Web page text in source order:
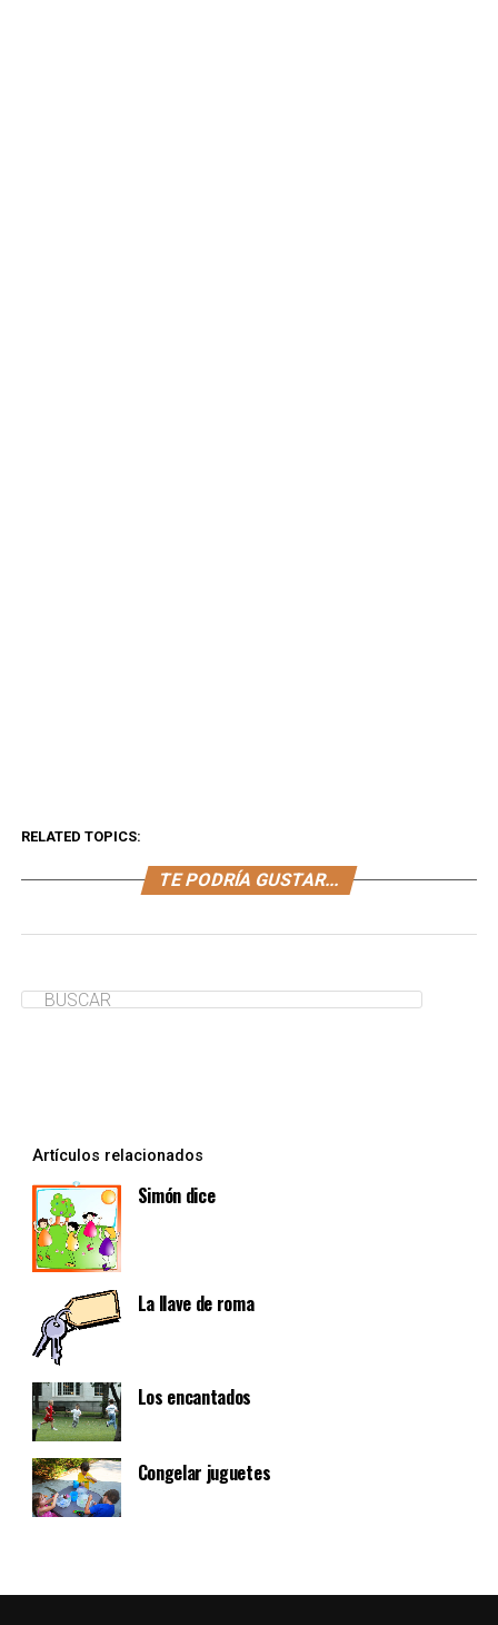
RELATED TOPICS:
TE PODRÍA GUSTAR...
Artículos relacionados
Simón dice
La llave de roma
Los encantados
Congelar juguetes